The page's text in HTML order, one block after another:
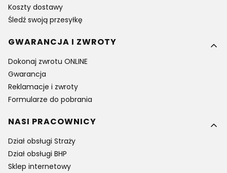
Koszty dostawy
Śledź swoją przesyłkę
GWARANCJA I ZWROTY
Dokonaj zwrotu ONLINE
Gwarancja
Reklamacje i zwroty
Formularze do pobrania
NASI PRACOWNICY
Dział obsługi Straży
Dział obsługi BHP
Sklep internetowy